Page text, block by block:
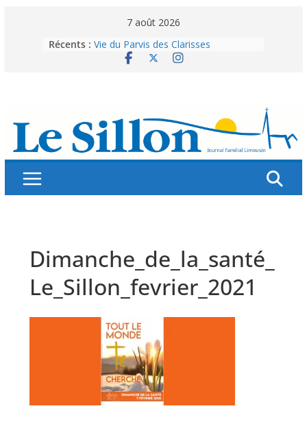
7 août 2026
Récents : Vie du Parvis des Clarisses
La brochure « Des vacances
Splendeurs murales de nos églises
Abonnez-vous ! Réabonnez-vous !
Dimanche_de_la_santé_
Le_Sillon_fevrier_2021